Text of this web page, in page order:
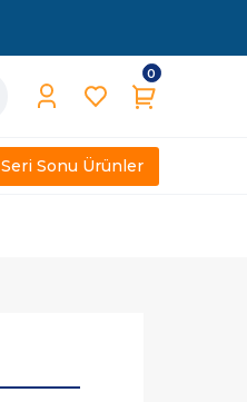
0
Seri Sonu Ürünler